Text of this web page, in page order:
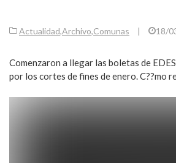
Actualidad,Archivo,Comunas | 18/
Comenzaron a llegar las boletas de
por los cortes de fines de enero. C??mo